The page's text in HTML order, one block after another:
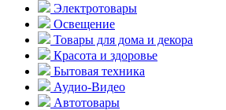
Электротовары
Освещение
Товары для дома и декора
Красота и здоровье
Бытовая техника
Аудио-Видео
Автотовары